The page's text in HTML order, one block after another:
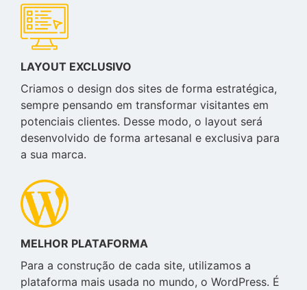
LAYOUT EXCLUSIVO
Criamos o design dos sites de forma estratégica,
sempre pensando em transformar visitantes em
potenciais clientes. Desse modo, o layout será
desenvolvido de forma artesanal e exclusiva para
a sua marca.
MELHOR PLATAFORMA
Para a construção de cada site, utilizamos a
plataforma mais usada no mundo, o WordPress. É